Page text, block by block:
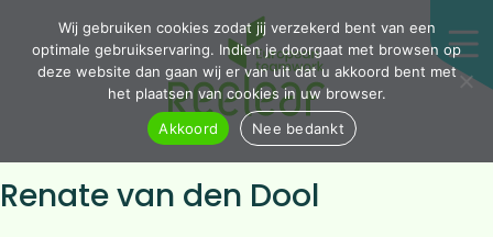
Renate van den Dool
Wij gebruiken cookies zodat jij verzekerd bent van een
optimale gebruikservaring. Indien je doorgaat met browsen op
deze website dan gaan wij er van uit dat u akkoord bent met
het plaatsen van cookies in uw browser.
Akkoord
Nee bedankt